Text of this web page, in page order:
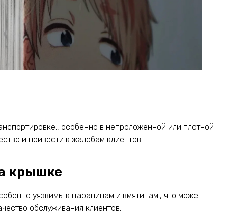
особенно в непроложенной или плотной
и привести к жалобам клиентов..
крышке
уязвимы к царапинам и вмятинам., что может
обслуживания клиентов..